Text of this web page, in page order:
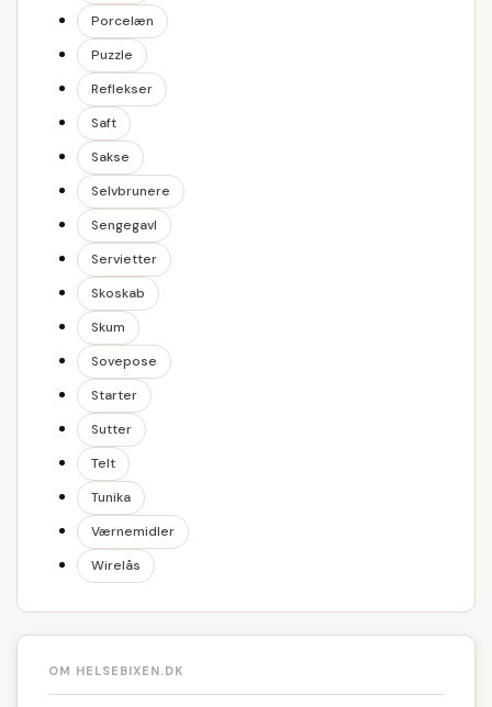
Porcelæn
Puzzle
Reflekser
Saft
Sakse
Selvbrunere
Sengegavl
Servietter
Skoskab
Skum
Sovepose
Starter
Sutter
Telt
Tunika
Værnemidler
Wirelås
OM HELSEBIXEN.DK